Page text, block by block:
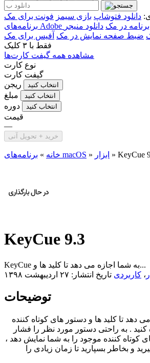
دانلود فتوشاپ بازی سیمز فونت برای مک
در مک دانلود منیجر
ضبط صفحه نمایش در مک آفیس برای مک
فقط با ۳ کلیک
مشاهده همه گیفت کارت‌ها
نوع کارت
گیفت کارت
ریجن
انتخاب کنید
مبلغ انتخاب کنید
دوره انتخاب کنید
قیمت
—
خرید + تحویل آنی
خانه » برنامه‌های macOS » ابزار » KeyCue
KeyCue 9.3
KeyCue به شما اجازه می دهد تا کلید ها و...
، کاربردی تاریخ انتشار: ۲۷ اردیبهشت ۱۳۹۸
توضیحات
دهد تا کلید ها و دستور های کوتاه کننده
. به راحتی دستور مورد نظر را فشار
کوتاه کننده موجود را به شما نمایش دهد ،
و بخاطر بسپارید تا زمان زیادی را